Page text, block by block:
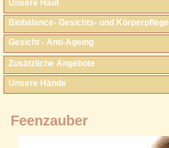
Unsere Haut
Biobalance- Gesichts- und Körperpflege
Gesicht - Anti-Ageing
Zusätzliche Angebote
Unsere Hände
Feenzauber